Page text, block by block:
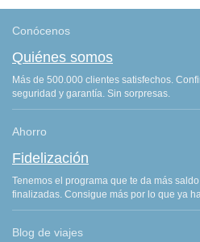
Conócenos
Quiénes somos
Más de 500.000 clientes satisfechos.
seguridad y garantía. Sin sorpresas.
Ahorro
Fidelización
Tenemos el programa que te da más
finalizadas. Consigue más por lo que ya
Blog de viajes